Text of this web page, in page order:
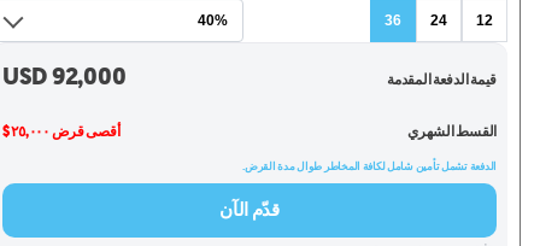
12
24
36
قيمة الدفعة المقدمة USD92,000
القسط الشهري أقصى قرض ٢٥,٠٠٠ $
الدفعة تشمل تأمين شامل لكافة المخاطر طوال مدة القرض.
قدّم الآن